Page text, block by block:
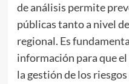
de análisis permite
públicas tanto a nivel
regional. Es
información para que
la gestión de los